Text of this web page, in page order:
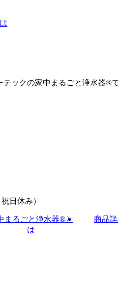
ックの家中まるごと浄水器®
日休み）
まるごと浄水器®と
は
商品